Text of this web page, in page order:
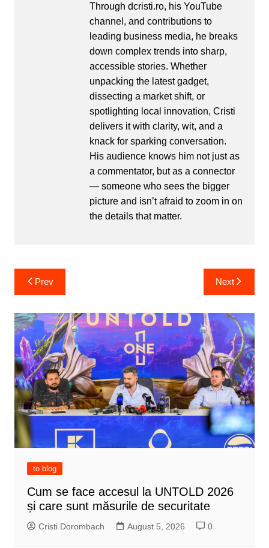
Through dcristi.ro, his YouTube
channel, and contributions to
leading business media, he breaks
down complex trends into sharp,
accessible stories. Whether
unpacking the latest gadget,
dissecting a market shift, or
spotlighting local innovation, Cristi
delivers it with clarity, wit, and a
knack for sparking conversation.
His audience knows him not just as
a commentator, but as a connector
— someone who sees the bigger
picture and isn’t afraid to zoom in on
the details that matter.
Post
navigation
Prev Next
to blog
Cum se face accesul la UNTOLD 2026
și care sunt măsurile de securitate
Cristi Dorombach August 5, 2026 0